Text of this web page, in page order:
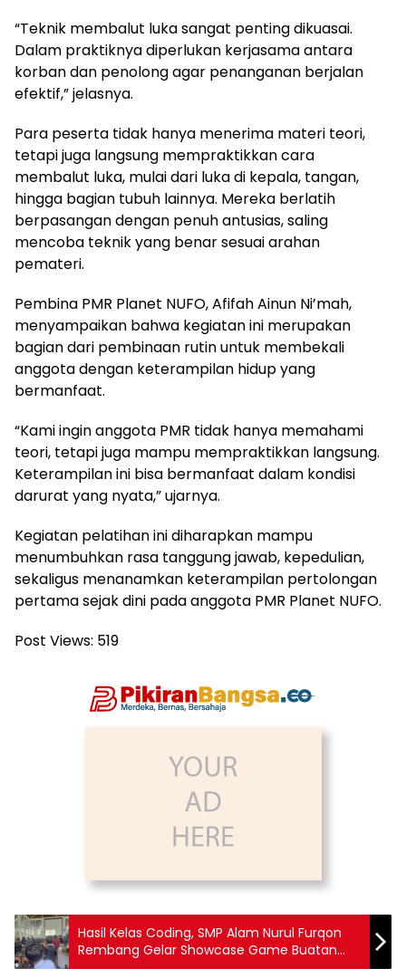
“Teknik membalut luka sangat penting dikuasai.
Dalam praktiknya diperlukan kerjasama antara
korban dan penolong agar penanganan berjalan
efektif,” jelasnya.
Para peserta tidak hanya menerima materi teori,
tetapi juga langsung mempraktikkan cara
membalut luka, mulai dari luka di kepala, tangan,
hingga bagian tubuh lainnya. Mereka berlatih
berpasangan dengan penuh antusias, saling
mencoba teknik yang benar sesuai arahan
pemateri.
Pembina PMR Planet NUFO, Afifah Ainun Ni’mah,
menyampaikan bahwa kegiatan ini merupakan
bagian dari pembinaan rutin untuk membekali
anggota dengan keterampilan hidup yang
bermanfaat.
“Kami ingin anggota PMR tidak hanya memahami
teori, tetapi juga mampu mempraktikkan langsung.
Keterampilan ini bisa bermanfaat dalam kondisi
darurat yang nyata,” ujarnya.
Kegiatan pelatihan ini diharapkan mampu
menumbuhkan rasa tanggung jawab, kepedulian,
sekaligus menanamkan keterampilan pertolongan
pertama sejak dini pada anggota PMR Planet NUFO.
Post Views: 519
Hasil Kelas Coding, SMP Alam Nurul Furqon
Rembang Gelar Showcase Game Buatan
Siswa